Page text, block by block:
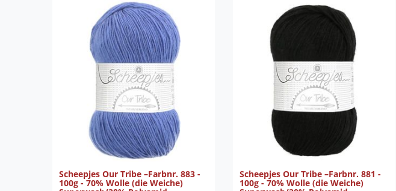
Scheepjes Our Tribe –Farbnr. 883 -
100g - 70% Wolle (die Weiche)
Scheepjes Our Tribe –Farbnr. 881 -
100g - 70% Wolle (die Weiche)